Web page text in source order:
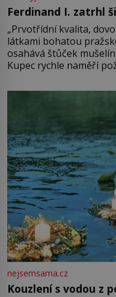
Ferdinand I. zatrhl
„Prvotřídní kvalita,
látkami bohatou
osahává štůček
Kupec rychle naměří
milostpaní. Stačí jenom
množství růžového
nejsemsama.cz
Kouzlení s vodou z